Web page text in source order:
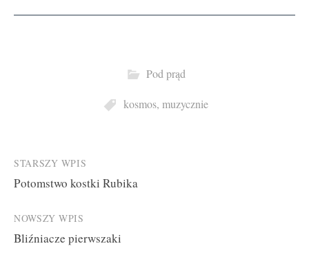
Pod prąd
kosmos, muzycznie
Post
navigation
STARSZY WPIS
Potomstwo kostki Rubika
NOWSZY WPIS
Bliźniacze pierwszaki